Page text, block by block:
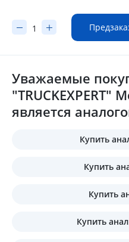
Уважаемые
"TRUCKEXPERT"
является
Купить
Купить
Купить
Купить